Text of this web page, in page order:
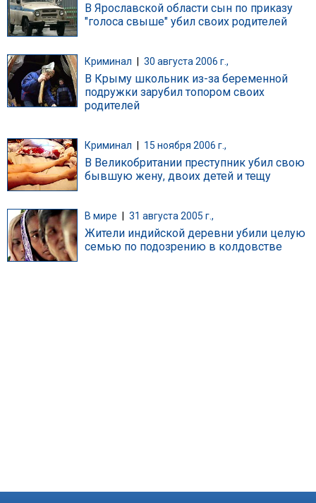
В Ярославской области сын по приказу
"голоса свыше" убил своих родителей
Криминал 30 августа 2006 г.,
В Крыму школьник из-за беременной
подружки зарубил топором своих
родителей
Криминал 15 ноября 2006 г.,
В Великобритании преступник убил свою
бывшую жену, двоих детей и тещу
В мире 31 августа 2005 г.,
Жители индийской деревни убили целую
семью по подозрению в колдовстве